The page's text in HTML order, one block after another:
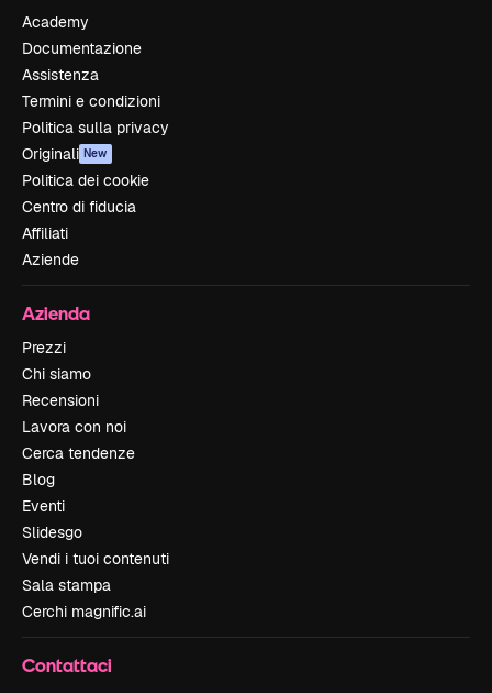
Academy
Documentazione
Assistenza
Termini e condizioni
Politica sulla privacy
Originali New
Politica dei cookie
Centro di fiducia
Affiliati
Aziende
Azienda
Prezzi
Chi siamo
Recensioni
Lavora con noi
Cerca tendenze
Blog
Eventi
Slidesgo
Vendi i tuoi contenuti
Sala stampa
Cerchi magnific.ai
Contattaci